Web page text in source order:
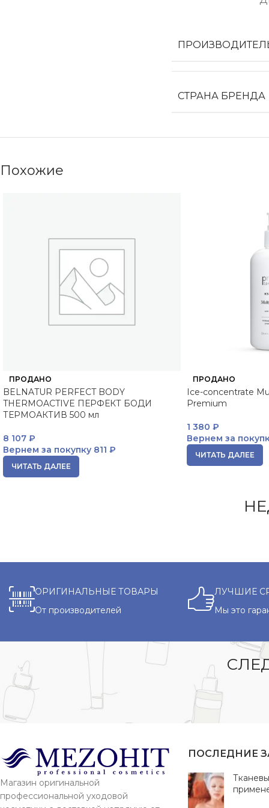
СТРАНА БРЕНДА
Похожие
ПРОДАНО
BELNATUR PERFECT BODY
THERMOACTIVE ПЕРФЕКТ БОДИ
ТЕРМОАКТИВ 500 мл
8 107 ₽
Вернем за покупку 811 ₽
ЧИТАТЬ ДАЛЕЕ
ПРОДАНО
Ice-concentrate
Premium
1 380 ₽
Вернем за
ЧИТАТЬ ДАЛЕЕ
ОРИГИНАЛЬНЫЕ ТОВАРЫ
От производителей
ЛУЧШИЕ
Мы это
Магазин оригинальной
профессиональной уходовой
ПОСЛЕДНИЕ